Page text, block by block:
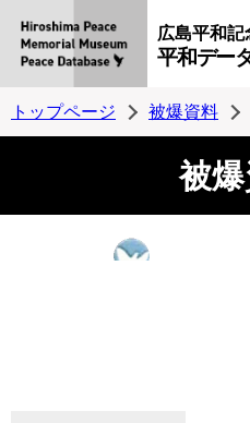
広島平和
平和デー
トップページ 被爆資料
被